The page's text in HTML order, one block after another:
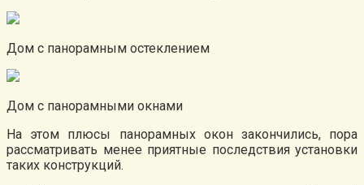
Дом с панорамным остеклением
Дом с панорамными окнами
На этом плюсы панорамных окон закончились, пора
рассматривать менее приятные последствия установки
таких конструкций.